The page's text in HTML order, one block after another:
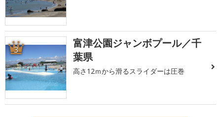
3
富津公園ジャンボプール／千
葉県
高さ12ｍから滑るスライダーは圧巻